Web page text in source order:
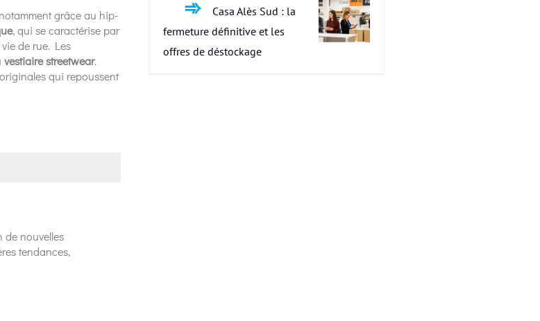
grâce au hip-
, qui se caractérise par
de rue. Les
vestiaire streetwear.
qui repoussent
de nouvelles
tendances,
Casa Alès Sud : la
fermeture définitive et les
offres de déstockage